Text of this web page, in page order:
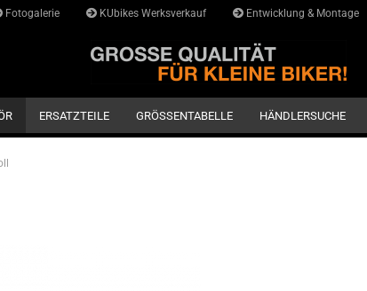
Fotogalerie KUbikes Werksverkauf Entwicklung & Montage
ERSATZTEILE GRÖSSENTABELLE HÄNDLERSUCHE